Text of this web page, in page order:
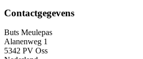
Contactgegevens
Buts Meulepas
Alanenweg 1
5342 PV Oss